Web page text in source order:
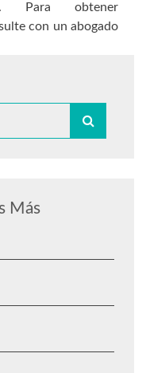
Para obtener
con un abogado
Más